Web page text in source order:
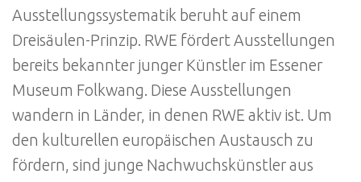
Ausstellungssystematik beruht auf einem
Dreisäulen-Prinzip. RWE fördert Ausstellungen
bereits bekannter junger Künstler im Essener
Museum Folkwang. Diese Ausstellungen
wandern in Länder, in denen RWE aktiv ist. Um
den kulturellen europäischen Austausch zu
fördern, sind junge Nachwuchskünstler aus